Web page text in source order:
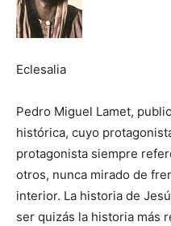
Eclesalia
Pedro Miguel Lamet,
histórica, cuyo
protagonista siempre
otros, nunca mirado de
interior. La historia de
ser quizás la historia más